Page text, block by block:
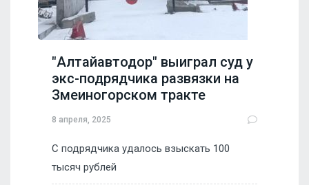
"Алтайавтодор" выиграл суд у
экс-подрядчика развязки на
Змеиногорском тракте
8 апреля, 2025
С подрядчика удалось взыскать 100
тысяч рублей